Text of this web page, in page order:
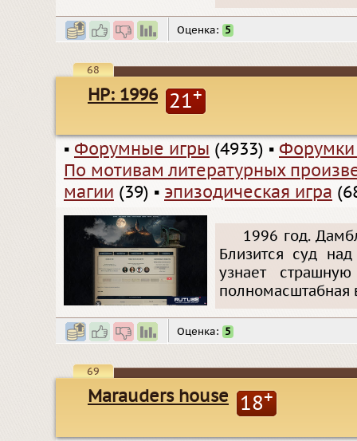
Оценка: 5
68
HP: 1996 21+
▪ Форумные игры (4933) ▪
По мотивам литературных
магии (39) ▪ эпизодическая игра
1996 год.
Близится суд
узнает
полномасштабная
Оценка: 5
69
Marauders house 18+